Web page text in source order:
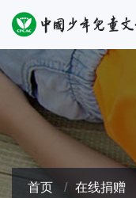
首页 在线捐赠